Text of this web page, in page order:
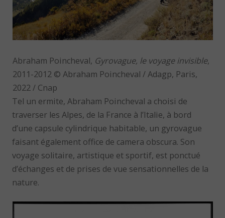
Abraham Poincheval, Gyrovague, le voyage invisible,
2011-2012 © Abraham Poincheval / Adagp, Paris,
2022 / Cnap
Tel un ermite, Abraham Poincheval a choisi de
traverser les Alpes, de la France à l’Italie, à bord
d’une capsule cylindrique habitable, un gyrovague
faisant également office de camera obscura. Son
voyage solitaire, artistique et sportif, est ponctué
d’échanges et de prises de vue sensationnelles de la
nature.